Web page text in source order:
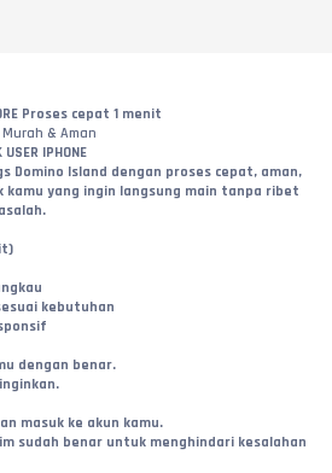
Proses cepat 1 menit
& Aman
USER IPHONE
Domino Island dengan proses cepat, aman,
kamu yang ingin langsung main tanpa ribet
kebutuhan
dengan benar.
masuk ke akun kamu.
sudah benar untuk menghindari kesalahan